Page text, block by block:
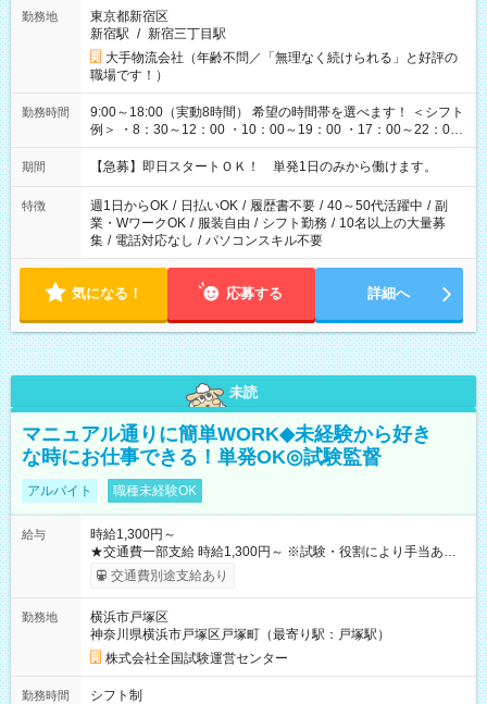
勤務地
東京都新宿区
新宿駅 / 新宿三丁目駅
大手物流会社（年齢不問／「無理なく続けられる」と好評の
職場です！）
勤務時間
9:00～18:00（実動8時間） 希望の時間帯を選べます！ ＜シフト
例＞ ・8：30～12：00 ・10：00～19：00 ・17：00～22：00
・13：00～22：00 ・22：00～翌6：00 など
期間 【急募】即日スタートＯＫ！ 単発1日のみから働けます。
特徴 週1日からOK / 日払いOK / 履歴書不要 / 40～50代活躍中 / 副
業・WワークOK / 服装自由 / シフト勤務 / 10名以上の大量募
集 / 電話対応なし / パソコンスキル不要
気になる！ 応募する 詳細へ
未読
マニュアル通りに簡単WORK◆未経験から好き
な時にお仕事できる！単発OK◎試験監督
アルバイト 職種未経験OK
給与
時給1,300円～
★交通費一部支給 時給1,300円～ ※試験・役割により手当あり
※勤務回数により昇給あり 【即給（前払い）オプションあ
り！】 希望される場合、勤務から1週間ほどで給与の一部を受け
例】 ・河合塾模擬試験 8:30～17:30（休憩1時間） 時給1,300円
×8時間＝日収10,400円＋交通費 ※当日の役割により時給＋100
円の場合あり ・国家試験 7:00～13:30（休憩なし） 時給1,300
円（役割手当＋100円）×6時間＝日収8,400円＋交通費 【試用期
間】試用期間なし
交通費別途支給あり
勤務地
横浜市戸塚区
神奈川県横浜市戸塚区戸塚町（最寄り駅：戸塚駅）
株式会社全国試験運営センター
勤務時間
シフト制